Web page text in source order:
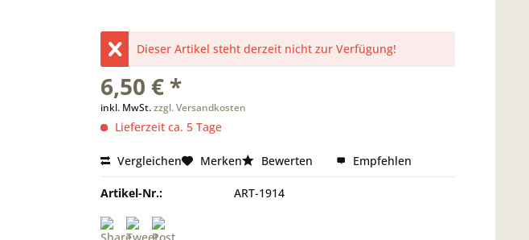
Dieser Artikel steht derzeit nicht zur Verfügung!
6,50 € *
inkl. MwSt.zzgl. Versandkosten
Lieferzeit ca. 5 Tage
Vergleichen Merken Bewerten Empfehlen
Artikel-Nr.: ART-1914